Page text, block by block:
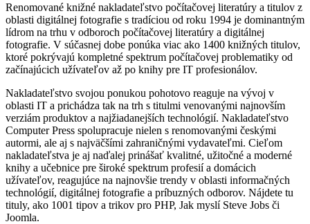
Renomované knižné nakladateľstvo počítačovej literatúry a titulov z
oblasti digitálnej fotografie s tradíciou od roku 1994 je dominantným
lídrom na trhu v odboroch počítačovej literatúry a digitálnej
fotografie. V súčasnej dobe ponúka viac ako 1400 knižných titulov,
ktoré pokrývajú kompletné spektrum počítačovej problematiky od
začínajúcich užívateľov až po knihy pre IT profesionálov.
Nakladateľstvo svojou ponukou pohotovo reaguje na vývoj v
oblasti IT a prichádza tak na trh s titulmi venovanými najnovším
verziám produktov a najžiadanejších technológií. Nakladateľstvo
Computer Press spolupracuje nielen s renomovanými českými
autormi, ale aj s najväčšími zahraničnými vydavateľmi. Cieľom
nakladateľstva je aj naďalej prinášať kvalitné, užitočné a moderné
knihy a učebnice pre široké spektrum profesií a domácich
užívateľov, reagujúce na najnovšie trendy v oblasti informačných
technológií, digitálnej fotografie a príbuzných odborov. Nájdete tu
tituly, ako 1001 tipov a trikov pro PHP, Jak myslí Steve Jobs či
Joomla.